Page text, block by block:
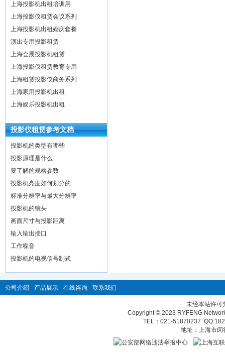
上海投影机出租培训用
上海投影仪租赁会议系列
上海投影机出租婚庆套餐
演出专用投影租赁
上海会展投影机租赁
上海投影仪租赁教育专用
上海租赁投影仪商务系列
上海家用投影机出租
上海娱乐投影机出租
投影仪租赁参考文档
投影机的类型有哪些
投影原理是什么
要了解的规格参数
投影机亮度如何划分的
标准分辨率与最大分辨率
投影机的镜头
画面尺寸与投影距离
输入输出接口
工作噪音
投影机的电视信号制式
公司介绍 产品展示 在线咨询 联系我们
未经本站许
Copyright © 2023 RYFENG
TEL：021-51870237 QQ:
地址：上海市